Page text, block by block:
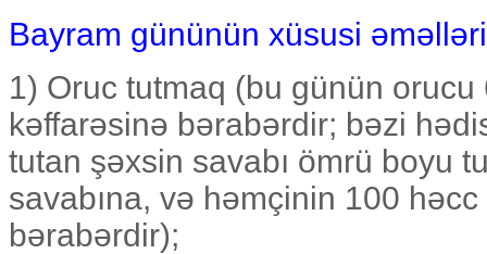
Bayram gününün xüsusi
1) Oruc tutmaq (bu günün orucu
kəffarəsinə bərabərdir; bəzi
tutan şəxsin savabı ömrü boyu
savabına, və həmçinin 100
bərabərdir);